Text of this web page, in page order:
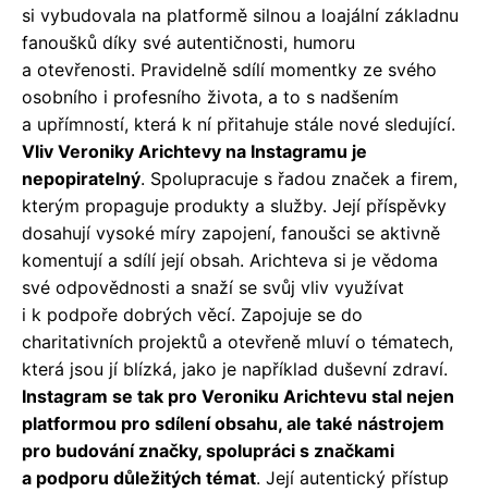
si vybudovala na platformě silnou a loajální základnu
fanoušků díky své autentičnosti, humoru
a otevřenosti. Pravidelně sdílí momentky ze svého
osobního i profesního života, a to s nadšením
a upřímností, která k ní přitahuje stále nové sledující.
Vliv Veroniky Arichtevy na Instagramu je
nepopiratelný. Spolupracuje s řadou značek a firem,
kterým propaguje produkty a služby. Její příspěvky
dosahují vysoké míry zapojení, fanoušci se aktivně
komentují a sdílí její obsah. Arichteva si je vědoma
své odpovědnosti a snaží se svůj vliv využívat
i k podpoře dobrých věcí. Zapojuje se do
charitativních projektů a otevřeně mluví o tématech,
která jsou jí blízká, jako je například duševní zdraví.
Instagram se tak pro Veroniku Arichtevu stal nejen
platformou pro sdílení obsahu, ale také nástrojem
pro budování značky, spolupráci s značkami
a podporu důležitých témat. Její autentický přístup